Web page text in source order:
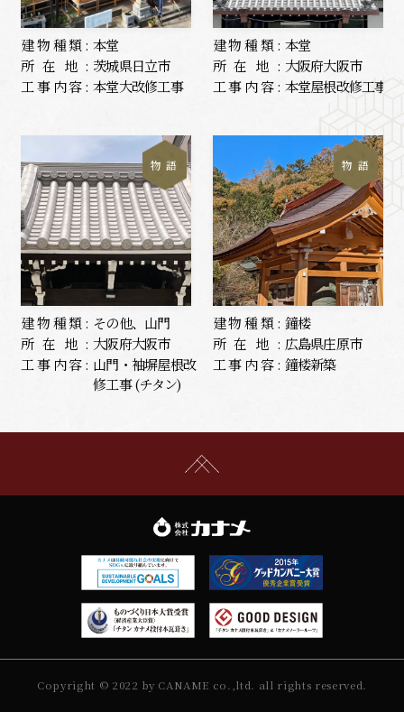
建物種類: 本堂
所在地: 茨城県日立市
工事内容: 本堂大改修工事
建物種類: 本堂
所在地: 大阪府大阪市
工事内容: 本堂屋根改修工事
物 語
建物種類: その他、山門
所在地: 大阪府大阪市
工事内容: 山門・袖塀屋根改
修工事 (チタン)
物 語
建物種類: 鐘楼
所在地: 広島県庄原市
工事内容: 鐘楼新築
Copyright © 2022 by CANAME co.,ltd. all rights reserved.